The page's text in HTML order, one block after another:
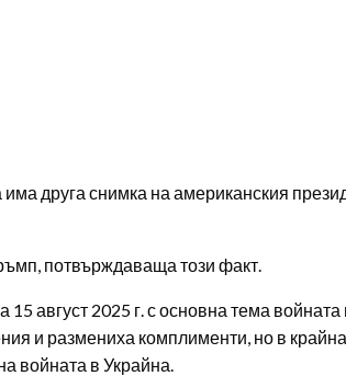
друга снимка на американския
потвърждаваща този факт.
август 2025 г. с основна тема
и размениха комплименти, но в
войната в Украйна.